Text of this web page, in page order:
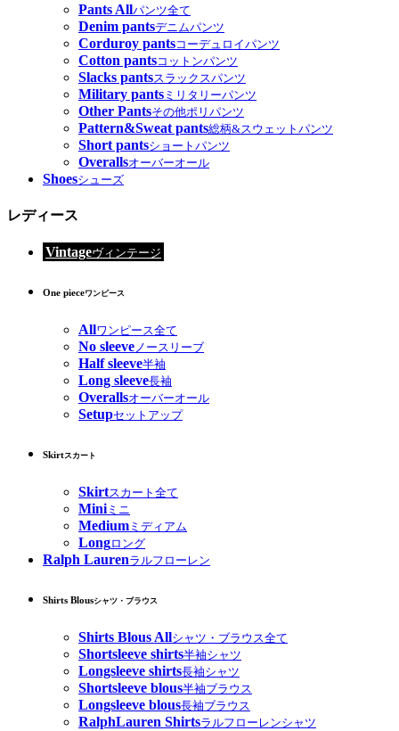
Pants Allパンツ全て
Denim pantsデニムパンツ
Corduroy pantsコーデュロイパンツ
Cotton pantsコットンパンツ
Slacks pantsスラックスパンツ
Military pants ミリタリーパンツ
Other Pantsその他ポリパンツ
Pattern&Sweat pants総柄&スウェットパンツ
Short pantsショートパンツ
Overallsオーバーオール
Shoesシューズ
レディース
Vintageヴィンテージ
One pieceワンピース
Allワンピース全て
No sleeveノースリーブ
Half sleeve半袖
Long sleeve長袖
Overallsオーバーオール
Setupセットアップ
Skirtスカート
Skirtスカート全て
Miniミニ
Medium ミディアム
Longロング
Ralph Laurenラルフローレン
Shirts Blousシャツ・ブラウス
Shirts Blous Allシャツ・ブラウス全て
Shortsleeve shirts半袖シャツ
Longsleeve shirts長袖シャツ
Shortsleeve blous半袖ブラウス
Longsleeve blous長袖ブラウス
RalphLauren Shirtsラルフローレンシャツ